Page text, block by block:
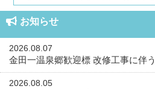
お知らせ
2026.08.07
金田一温泉郷歓迎標 改修工事に伴
2026.08.05